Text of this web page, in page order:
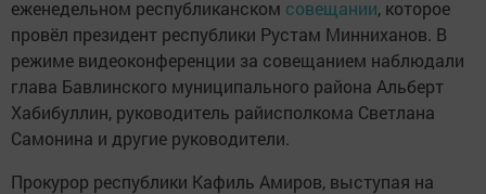
еженедельном республиканском совещании, которое
провёл президент республики Рустам Минниханов. В
режиме видеоконференции за совещанием наблюдали
глава Бавлинского муниципального района Альберт
Хабибуллин, руководитель райисполкома Светлана
Самонина и другие руководители.
Прокурор республики Кафиль Амиров, выступая на